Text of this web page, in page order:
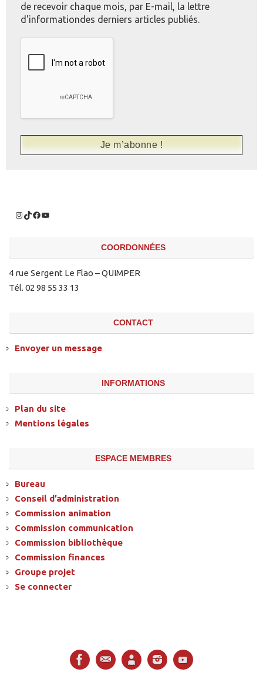
de recevoir chaque mois, par E-mail, la lettre
d'informationdes derniers articles publiés.
COORDONNÉES
4 rue Sergent Le Flao – QUIMPER
Tél. 02 98 55 33 13
CONTACT
Envoyer un message
INFORMATIONS
Plan du site
Mentions légales
ESPACE MEMBRES
Bureau
Conseil d’administration
Commission animation
Commission communication
Commission bibliothèque
Commission finances
Groupe projet
Se connecter